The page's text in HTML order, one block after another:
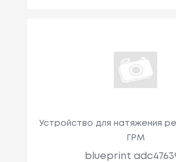
Устройство для натяжения
ГРМ
blueprint